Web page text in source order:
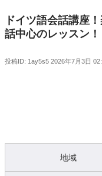
ドイツ語会話講座
話中心のレッスン！
投稿ID: 1ay5s5 2026年7月3日
地域